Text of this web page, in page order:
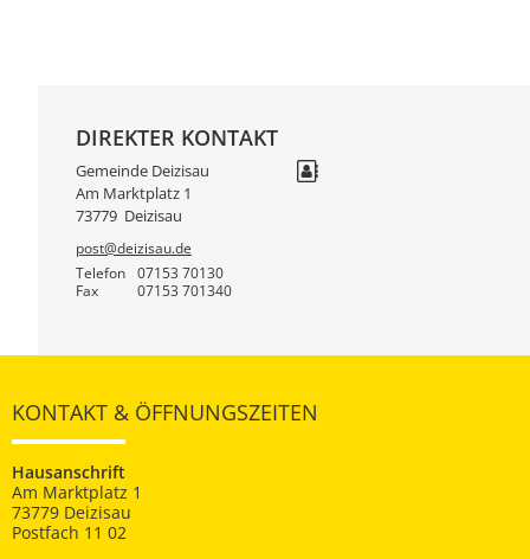
DIREKTER KONTAKT
Gemeinde Deizisau
Am Marktplatz 1
73779 Deizisau
post@deizisau.de
Telefon
07153 70130
Fax 07153 701340
KONTAKT & ÖFFNUNGSZEITEN
Hausanschrift
Am Marktplatz 1
73779 Deizisau
Postfach 11 02